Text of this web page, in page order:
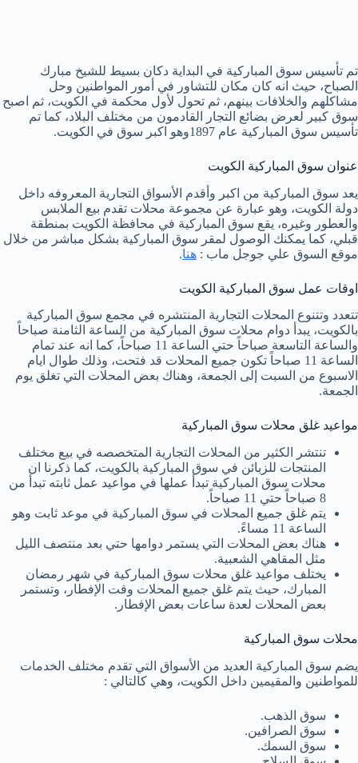
تم تأسيس سوق المباركية في البداية دكان بسيط للشيخ مبارك
الصباح، حيث انه كان مكان للتشاور في أمور المواطنين وحل
مشاكلهم والخلافات بينهم، ثم تحول لأول محكمة في الكويت، ثم اصبح
سوق كبير لعرض بضائع التجار القادمون من مختلف البلاد، كما تم
تأسيس سوق المباركية عام 1897وهو اكبر سوق في الكويت.
عنوان سوق المباركية الكويت
يعد سوق المباركية من اكبر وأقدم الأسواق التجارية المعروفه داخل
دولة الكويت، وهو عبارة عن مجموعة محلات تقدم بيع الملابس
والعطور وغيره، يقع سوق المباركية في محافظة الكويت بمنطقة
قبلي، كما يمكنك الوصول لمقر سوق المباركية بشكل مباشر من خلال
موقع السوق علي جوجل ماب : هنا.
اوقات عمل سوق المباركية الكويت
تتعدد وتتنوع المحلات التجارية المنتشره في مجمع سوق المباركية
بالكويت، يبدأ دوام محلات سوق المباركية من الساعة الثامنة صباحاً
والساعة التاسعة صباحاً حتي الساعة 11 صباحاً، كما انه عند تمام
الساعة 11 صباحاً تكون جميع المحلات قد فتحت، وذلك طوال ايام
الاسبوع من السبت إلى الجمعة، وهناك بعض المحلات التي تغلق يوم
الجمعة.
مواعيد غلق محلات سوق المباركية
تنتشر الكثير من المحلات التجارية المتخصصه في بيع مختلف
المنتجات للزبائن في سوق المباركية بالكويت، كما ذكرنا ان
محلات سوق المباركية تبدأ عملها في مواعيد عمل ثابته تبدأ من
8 صباحاً حتي 11 صباحاً.
يتم غلق جميع المحلات في سوق المباركية في موعد ثابت وهو
الساعة 11 مساءً.
هناك بعض المحلات التي يستمر دوامها حتي بعد منتصف الليل
مثل المقاهي الشعبية.
يختلف مواعيد غلق محلات سوق المباركية في شهر رمضان
المبارك، حيث يتم غلق جميع المحلات وقت الإفطار، وتستمر
بعض المحلات لعدة ساعات بعض الإفطار.
محلات سوق المباركية
يضم سوق المباركية العديد من الأسواق التي تقدم مختلف الخدمات
للمواطنين والمقيمين داخل الكويت، وهي كالتالي :
سوق الذهب.
سوق الصرافين.
سوق السمك.